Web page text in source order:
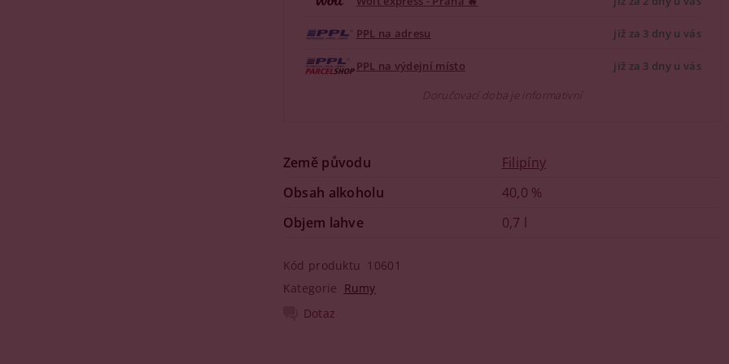
PPL na adresu již za 3 dny u vás
PPL na výdejní místo
již za 3 dny u vás
Doručovací doba je informativní
Země původu
Filipíny
Obsah alkoholu
40,0 %
Objem lahve
0,7 l
Kód produktu
10601
Kategorie Rumy
Dotaz